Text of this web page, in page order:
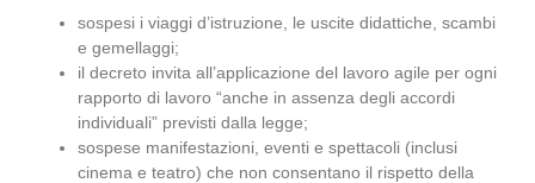
sospesi i viaggi d’istruzione, le uscite didattiche, scambi
e gemellaggi;
il decreto invita all’applicazione del lavoro agile per ogni
rapporto di lavoro “anche in assenza degli accordi
individuali” previsti dalla legge;
sospese manifestazioni, eventi e spettacoli (inclusi
cinema e teatro) che non consentano il rispetto della